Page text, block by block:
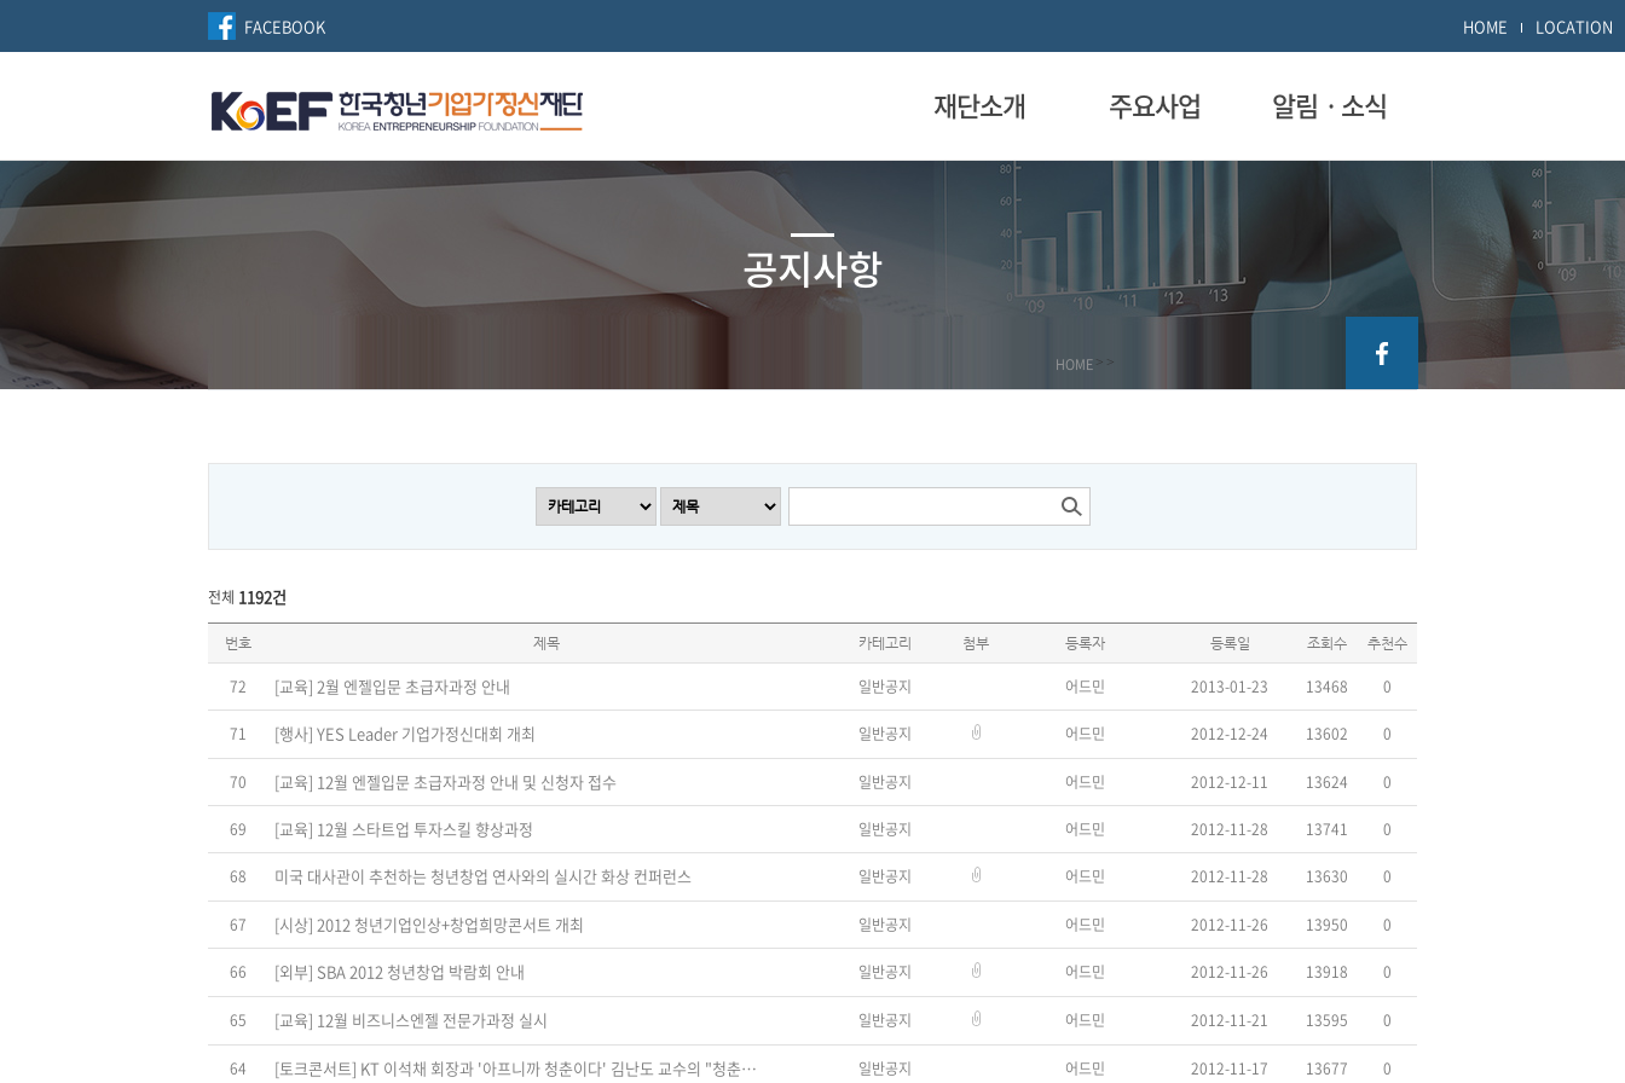
FACEBOOK HOME LOCATION
재단소개 주요사업 알림ㆍ소식
공지사항
HOME > >
전체 1192건
공
사
스
호,
등
조
번호 제목 카테고리 첨부 등록자 등록일 조회수 추천수
72 [교육] 2월 엔젤입문 초급자과정 안내 일반공지 어드민 2013-01-23 13468 0
71 [행사] YES Leader 기업가정신대회 개최 일반공지 어드민 2012-12-24 13602 0
70 [교육] 12월 엔젤입문 초급자과정 안내 및 신청자 접수 일반공지 어드민 2012-12-11 13624 0
69 [교육] 12월 스타트업 투자스킬 향상과정 일반공지 어드민 2012-11-28 13741 0
68 미국 대사관이 추천하는 청년창업 연사와의 실시간 화상 컨퍼런스 일반공지 어드민 2012-11-28 13630 0
67 [시상] 2012 청년기업인상+창업희망콘서트 개최 일반공지 어드민 2012-11-26 13950 0
66 [외부] SBA 2012 청년창업 박람회 안내 일반공지 어드민 2012-11-26 13918 0
65 [교육] 12월 비즈니스엔젤 전문가과정 실시 일반공지 어드민 2012-11-21 13595 0
64 [토크콘서트] KT 이석채 회장과 '아프니까 청춘이다' 김난도 교수의 "청춘열전" 일반공지 어드민 2012-11-17 13677 0